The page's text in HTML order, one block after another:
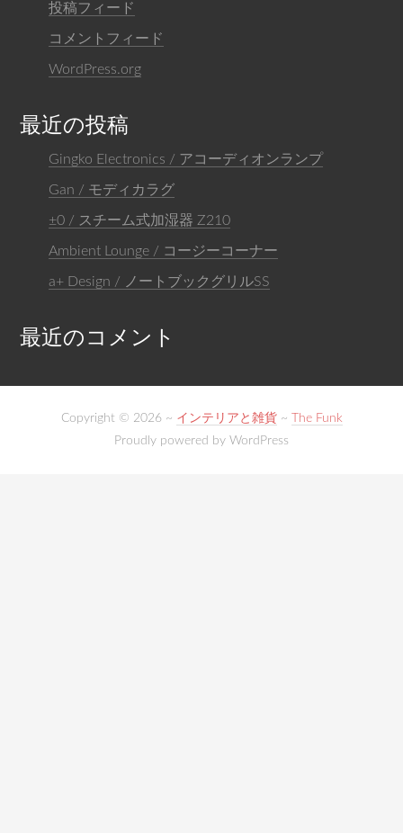
投稿フィード
コメントフィード
WordPress.org
最近の投稿
Gingko Electronics / アコーディオンランプ
Gan / モディカラグ
±0 / スチーム式加湿器 Z210
Ambient Lounge / コージーコーナー
a+ Design / ノートブックグリルSS
最近のコメント
Copyright © 2026 ~ インテリアと雑貨~
The Funk
Proudly powered by WordPress